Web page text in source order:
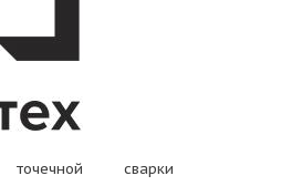
точечной сварки